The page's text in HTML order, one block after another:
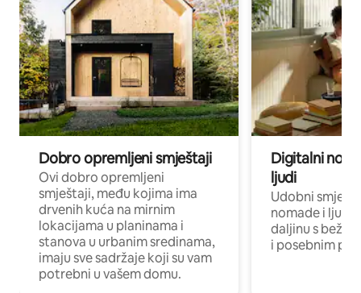
Dobro opremljeni smještaji
Ovi dobro opremljeni
smještaji, među kojima ima
drvenih kuća na mirnim
lokacijama u planinama i
stanova u urbanim sredinama,
imaju sve sadržaje koji su vam
potrebni u vašem domu.
Digitalni
ljudi
Udobni
nomade i ljude
daljinu s
i posebnim